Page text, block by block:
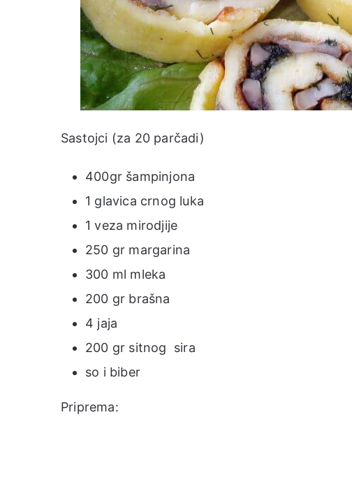
Sastojci (za 20 parčadi)
400gr šampinjona
1 glavica crnog luka
1 veza mirodjije
250 gr margarina
300 ml mleka
200 gr brašna
4 jaja
200 gr sitnog sira
so i biber
Priprema: